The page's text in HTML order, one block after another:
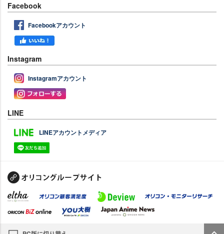
Facebook
Facebookアカウント
Instagram
Instagramアカウント
LINE
LINEアカウントメディア